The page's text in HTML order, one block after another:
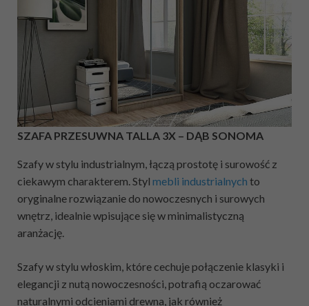
SZAFA PRZESUWNA TALLA 3X – DĄB SONOMA
Szafy w stylu industrialnym, łączą prostotę i surowość z
ciekawym charakterem. Styl mebli industrialnych to
oryginalne rozwiązanie do nowoczesnych i surowych
wnętrz, idealnie wpisujące się w minimalistyczną
aranżację.
Szafy w stylu włoskim, które cechuje połączenie klasyki i
elegancji z nutą nowoczesności, potrafią oczarować
naturalnymi odcieniami drewna, jak również